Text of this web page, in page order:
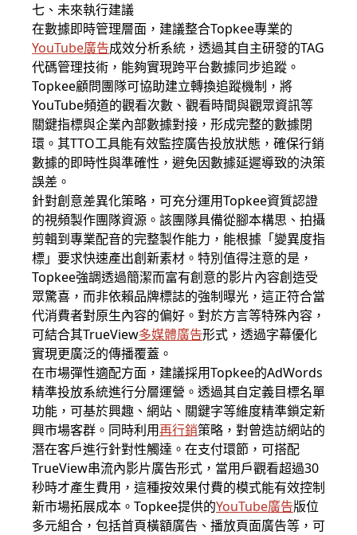
七、未來執行建議
在數據即時管理層面，建議整合Topkee專業的
YouTube廣告成效分析系統，透過其自主研發的TAG
代碼管理技術，能夠實現跨平台數據同步追蹤。
Topkee顧問團隊可協助建立轉換追蹤機制，將
YouTube頻道的觀看次數、觀看時間與觀眾資訊等
關鍵指標與企業內部數據對接，形成完整的數據閉
環。其TTO工具能有效監控廣告投放狀態，確保行銷
數據的即時性與準確性，避免因數據延遲導致的決策
誤差。
針對創意差異化策略，可充分運用Topkee資質認證
的視頻製作團隊資源。該團隊具備從腳本構思、拍攝
剪輯到專業配音的完整製作能力，能根據「變異度指
標」要求快速產出創新素材。特別值得注意的是，
Topkee強調透過簡潔而富有創意的影片內容創造受
眾驚喜，而非依賴品牌標誌的強制曝光，這正符合當
代消費者對原生內容的偏好。對於方言等特殊內容，
可結合其TrueView多媒體廣告形式，透過字幕優化
實現更廣泛的傳播覆蓋。
在市場彈性適配方面，建議採用Topkee的AdWords
精準投放系統進行分層運營。透過其自定義目標名單
功能，可基於興趣、網站、關鍵字等維度精準鎖定新
興市場客群。同時利用再行銷策略，對曾造訪網站的
潛在客戶進行針對性觸達。在支付環節，可搭配
TrueView串流內影片廣告形式，當用戶觀看超過30
秒時才產生費用，這種按效果付費的模式能有效控制
新市場拓展成本。Topkee提供的YouTube廣告版位
多元組合，包括首頁橫額廣告、播放頁面廣告等，可